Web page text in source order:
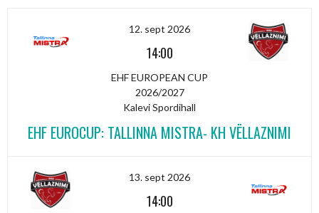
12. sept 2026
14:00
EHF EUROPEAN CUP
2026/2027
Kalevi Spordihall
EHF EUROCUP: TALLINNA MISTRA- KH VËLLAZNIMI
13. sept 2026
14:00